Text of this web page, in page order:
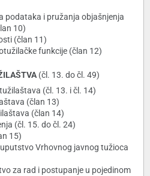
podataka i pružanja objašnjenja
10)
(član 11)
funkcije (član 12)
(čl. 13. do čl. 49)
(čl. 13. i čl. 14)
(član 13)
(član 14)
(čl. 15. do čl. 24)
15)
Vrhovnog javnog tužioca
za rad i postupanje u pojedinom